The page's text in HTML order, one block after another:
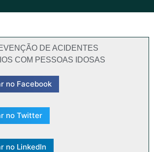
DE ACIDENTES
COM PESSOAS IDOSAS
no Facebook
no Twitter
no LinkedIn